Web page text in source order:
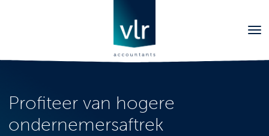
Profiteer van hogere
ondernemersaftrek